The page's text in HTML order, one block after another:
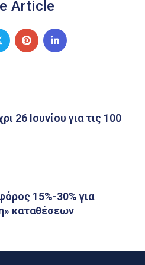
Article
26 Ιουνίου για τις 100
15%-30% για
καταθέσεων